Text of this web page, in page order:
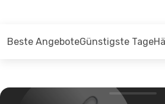
Beste AngeboteGünstigste Tage